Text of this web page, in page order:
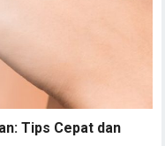
Tips Cepat dan